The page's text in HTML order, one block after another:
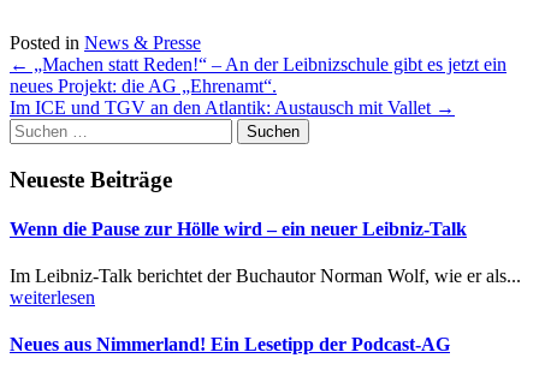
Posted in News & Presse
Post
navigation
← „Machen statt Reden!“ – An der Leibnizschule gibt es jetzt ein
neues Projekt: die AG „Ehrenamt“.
Im ICE und TGV an den Atlantik: Austausch mit Vallet →
Suchen
nach:
Neueste Beiträge
Wenn die Pause zur Hölle wird – ein neuer Leibniz-Talk
Im Leibniz-Talk berichtet der Buchautor Norman Wolf, wie er als...
weiterlesen
Neues aus Nimmerland! Ein Lesetipp der Podcast-AG